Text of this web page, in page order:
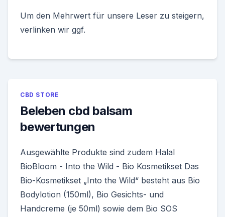
Um den Mehrwert für unsere Leser zu steigern,
verlinken wir ggf.
CBD STORE
Beleben cbd balsam
bewertungen
Ausgewählte Produkte sind zudem Halal
BioBloom - Into the Wild - Bio Kosmetikset Das
Bio-Kosmetikset „Into the Wild“ besteht aus Bio
Bodylotion (150ml), Bio Gesichts- und
Handcreme (je 50ml) sowie dem Bio SOS